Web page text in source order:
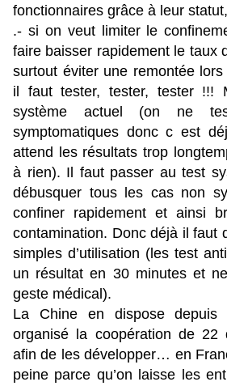
fonctionnaires grâce à leur
.- si on veut limiter le
faire baisser rapidement le taux
surtout éviter une remontée
il faut tester, tester, tester !!!
système actuel (on ne
symptomatiques donc c est
attend les résultats trop
à rien). Il faut passer au test
débusquer tous les cas non
confiner rapidement et ainsi
contamination. Donc déjà il faut
simples d’utilisation (les test
un résultat en 30 minutes et
geste médical).
La Chine en dispose depuis
organisé la coopération de 22
afin de les développer… en
peine parce qu’on laisse les